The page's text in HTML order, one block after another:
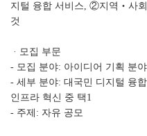
지털 융합 서비스, ②지역‧사
것
· 모집 부문
- 모집 분야: 아이디어 기획 분
- 세부 분야: 대국민 디지털 융
인프라 혁신 중 택1
- 주제: 자유 공모